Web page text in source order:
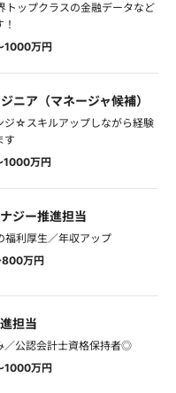
ップクラスの金融データなど
万円
ニア（マネージャ候補）
ジ☆スキルアップしながら経験
す
万円
ジー推進担当
利厚生／年収アップ
万円
担当
／公認会計士資格保持者◎
万円